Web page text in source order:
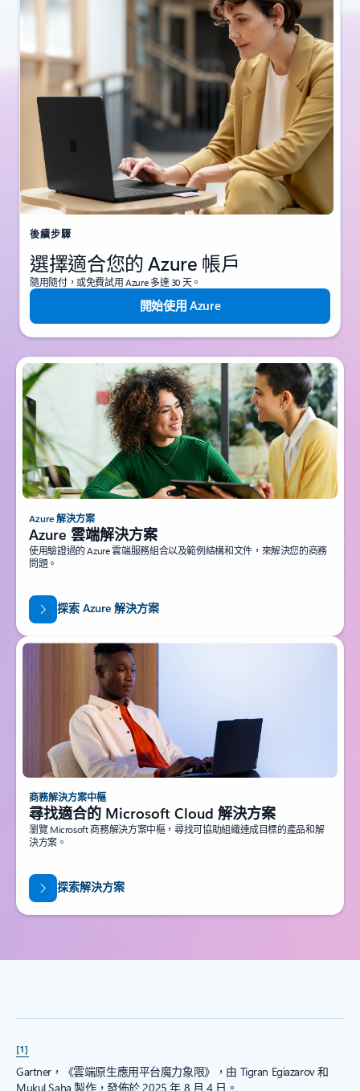
後續步驟
選擇適合您的 Azure 帳戶
隨用隨付，或免費試用 Azure 多達 30 天。
開始使用 Azure
Azure 解決方案
Azure 雲端解決方案
使用驗證過的 Azure 雲端服務組合以及範例結構和文件，來解決您的商務
問題。
探索 Azure 解決方案
商務解決方案中樞
尋找適合的 Microsoft Cloud 解決方案
瀏覽 Microsoft 商務解決方案中樞，尋找可協助組織達成目標的產品和解
決方案。
探索解決方案
[1]
Gartner，《雲端原生應用平台魔力象限》，由 Tigran Egiazarov 和
Mukul Saha 製作，發佈於 2025 年 8 月 4 日。